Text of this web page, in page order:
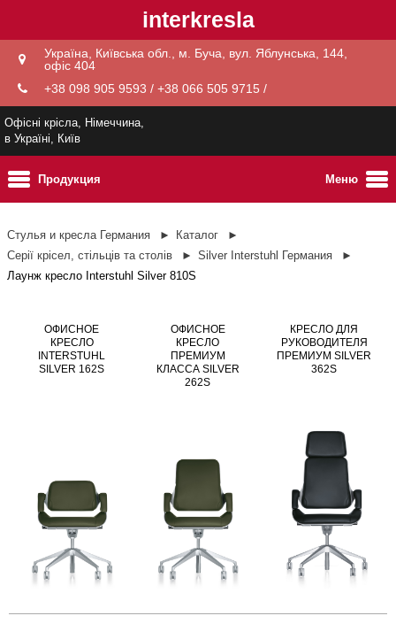
interkresla
Україна, Київська обл., м. Буча, вул. Яблунська, 144,
офіс 404
+38 098 905 9593 / +38 066 505 9715 /
Офісні крісла, Німеччина,
в Україні, Київ
Меню
Продукция
Стулья и кресла Германия
Каталог
Серії крісел, стільців та столів
Silver Interstuhl Германия
Лаунж кресло Interstuhl Silver 810S
ОФИСНОЕ
КРЕСЛО
INTERSTUHL
SILVER 162S
ОФИСНОЕ
КРЕСЛО
ПРЕМИУМ
КЛАССА SILVER
262S
КРЕСЛО ДЛЯ
РУКОВОДИТЕЛЯ
ПРЕМИУМ SILVER
362S